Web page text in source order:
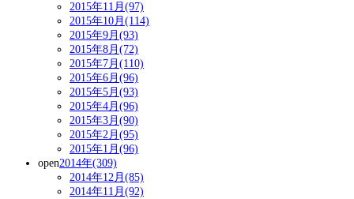
2015年11月(97)
2015年10月(114)
2015年9月(93)
2015年8月(72)
2015年7月(110)
2015年6月(96)
2015年5月(93)
2015年4月(96)
2015年3月(90)
2015年2月(95)
2015年1月(96)
open2014年(309)
2014年12月(85)
2014年11月(92)